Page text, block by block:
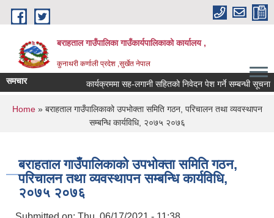
Skip to main content
बराहताल गाउँपालिका गाउँकार्यपालिकाको कार्यालय ,
कुनाथरी कर्णाली प्रदेश ,सुर्खेत नेपाल
समचार कार्यक्रममा सह-लगानी सहितको निवेदन पेश गर्ने सम्बन्धी सूचना
You are here
Home» बराहताल गाउँपालिकाको उपभोक्ता समिति गठन, परिचालन तथा व्यवस्थापन
सम्बन्धि कार्यविधि, २०७५ २०७६
बराहताल गाउँपालिकाको उपभोक्ता समिति गठन,
परिचालन तथा व्यवस्थापन सम्बन्धि कार्यविधि,
२०७५ २०७६